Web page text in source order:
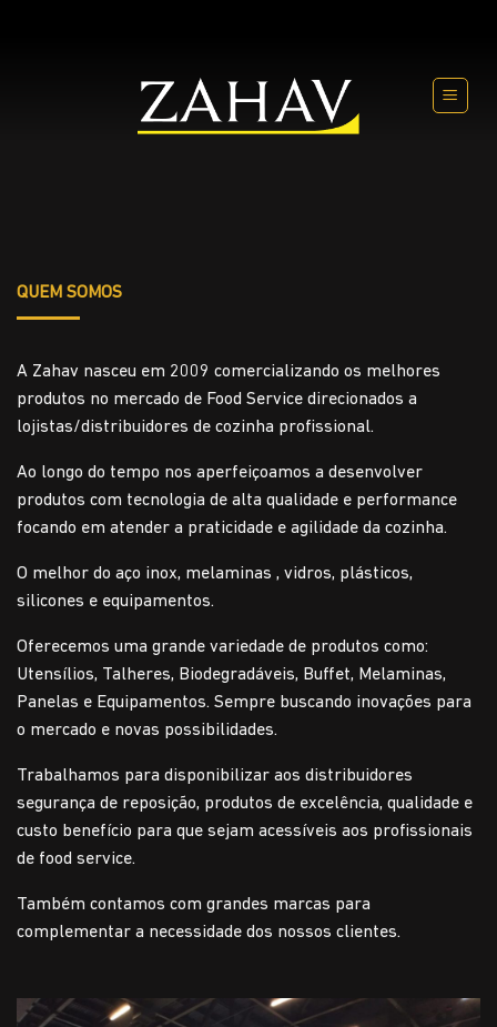
QUEM SOMOS
A Zahav nasceu em 2009 comercializando os melhores
produtos no mercado de Food Service direcionados a
lojistas/distribuidores de cozinha profissional.
Ao longo do tempo nos aperfeiçoamos a desenvolver
produtos com tecnologia de alta qualidade e performance
focando em atender a praticidade e agilidade da cozinha.
O melhor do aço inox, melaminas , vidros, plásticos,
silicones e equipamentos.
Oferecemos uma grande variedade de produtos como:
Utensílios, Talheres, Biodegradáveis, Buffet, Melaminas,
Panelas e Equipamentos. Sempre buscando inovações para
o mercado e novas possibilidades.
Trabalhamos para disponibilizar aos distribuidores
segurança de reposição, produtos de excelência, qualidade e
custo benefício para que sejam acessíveis aos profissionais
de food service.
Também contamos com grandes marcas para
complementar a necessidade dos nossos clientes.